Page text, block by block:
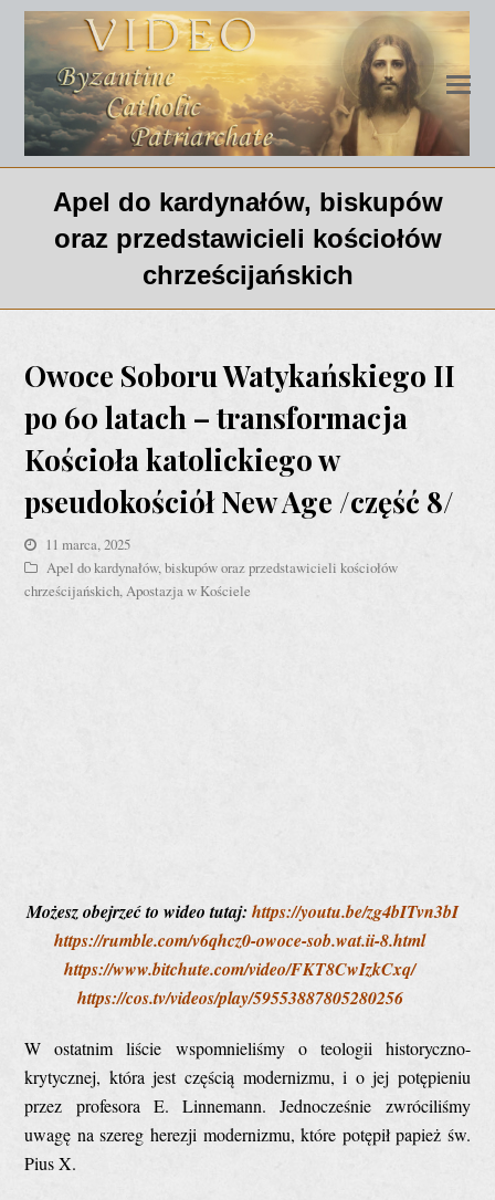
Apel do kardynałów, biskupów
oraz przedstawicieli kościołów
chrześcijańskich
Owoce Soboru Watykańskiego II
po 60 latach – transformacja
Kościoła katolickiego w
pseudokościół New Age /сzęść 8/
11 marca, 2025
Apel do kardynałów, biskupów oraz przedstawicieli kościołów
chrześcijańskich,Apostazja w Kościele
Możesz obejrzeć to wideo tutaj:https://youtu.be/zg4bITvn3bI
https://rumble.com/v6qhcz0-owoce-sob.wat.ii-8.html
https://www.bitchute.com/video/FKT8CwIzkCxq/
https://cos.tv/videos/play/59553887805280256
W ostatnim liście wspomnieliśmy o teologii historyczno-
krytycznej, która jest częścią modernizmu, i o jej potępieniu
przez profesora E. Linnemann. Jednocześnie zwróciliśmy
uwagę na szereg herezji modernizmu, które potępił papież św.
Pius X.